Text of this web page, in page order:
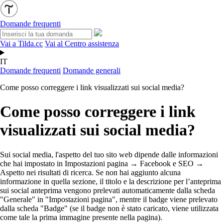
Domande frequenti
Vai a Tilda.cc Vai al Centro assistenza
IT
Domande frequenti Domande generali
Come posso correggere i link visualizzati sui social media?
Come posso correggere i link
visualizzati sui social media?
Sui social media, l'aspetto del tuo sito web dipende dalle informazioni
che hai impostato in Impostazioni pagina → Facebook e SEO →
Aspetto nei risultati di ricerca. Se non hai aggiunto alcuna
informazione in quella sezione, il titolo e la descrizione per l’anteprima
sui social anteprima vengono prelevati automaticamente dalla scheda
"Generale" in "Impostazioni pagina", mentre il badge viene prelevato
dalla scheda "Badge" (se il badge non è stato caricato, viene utilizzata
come tale la prima immagine presente nella pagina).